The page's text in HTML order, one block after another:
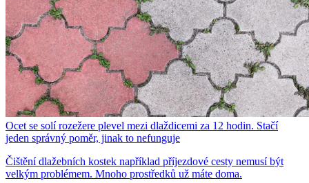
Ocet se solí rozežere plevel mezi dlaždicemi za 12 hodin. Stačí
jeden správný poměr, jinak to nefunguje
Čištění dlažebních kostek například příjezdové cesty nemusí být
velkým problémem. Mnoho prostředků už máte doma.